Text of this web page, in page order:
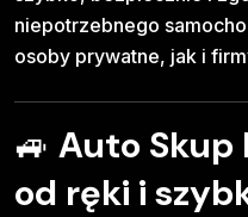
niepotrzebnego
osoby prywatne, jak i
🚙 Auto Skup
od ręki i